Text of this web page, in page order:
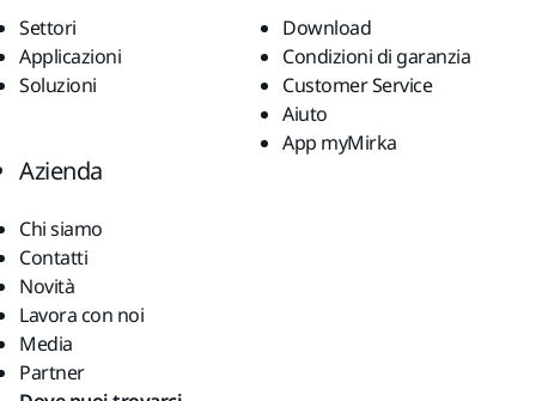
Settori
Applicazioni
Soluzioni
Download
Condizioni di garanzia
Customer Service
Aiuto
App myMirka
Azienda
Chi siamo
Contatti
Novità
Lavora con noi
Media
Partner